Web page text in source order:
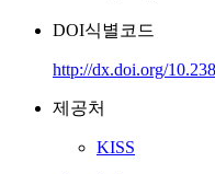
DOI식별코드
http://dx.doi.org/
제공처
KISS